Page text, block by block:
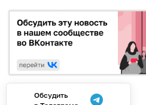
Обсудить